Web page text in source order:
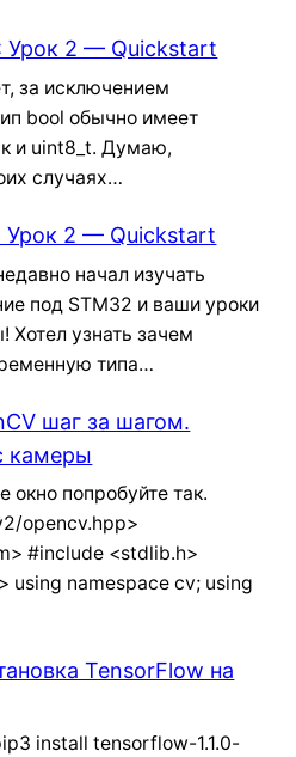
Урок 2 — Quickstart
за исключением
bool обычно имеет
и uint8_t. Думаю,
случаях…
Урок 2 — Quickstart
начал изучать
под STM32 и ваши уроки
Хотел узнать зачем
типа…
шаг за шагом.
камеры
окно попробуйте так.
opencv.hpp>
#include <stdlib.h>
using namespace cv; using
TensorFlow на
install tensorflow-1.1.0-